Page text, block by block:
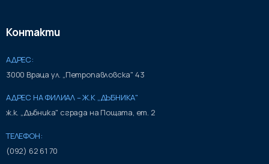
Контакти
АДРЕС:
3000 Враца ул. „Петропавловска" 43
АДРЕС НА ФИЛИАЛ – Ж.К „ДЪБНИКА"
ж.к. „Дъбника" сграда на Пощата, ет. 2
ТЕЛЕФОН:
(092) 62 61 70